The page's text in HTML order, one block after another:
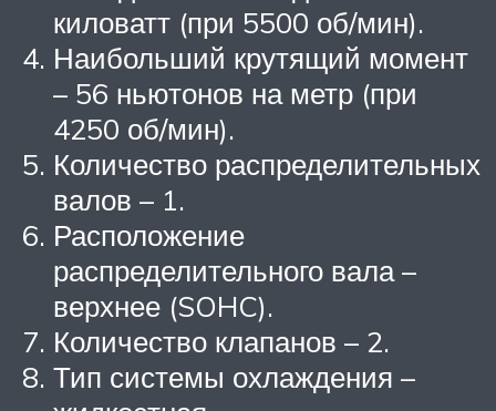
киловатт (при 5500 об/мин).
Наибольший крутящий момент
– 56 ньютонов на метр (при
4250 об/мин).
Количество распределительных
валов – 1.
Расположение
распределительного вала –
верхнее (SOHC).
Количество клапанов – 2.
Тип системы охлаждения –